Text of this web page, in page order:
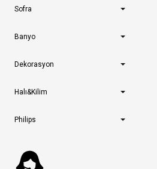
Sofra
Banyo
Dekorasyon
Halı&Kilim
Philips